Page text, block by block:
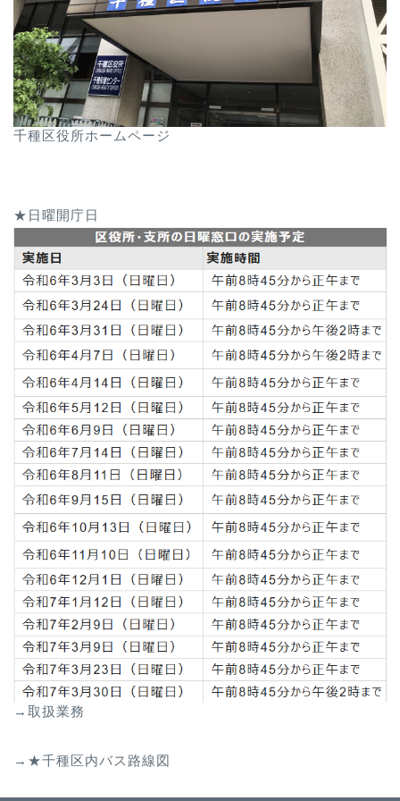
千種区役所ホームページ
★日曜開庁日
→取扱業務
→★千種区内バス路線図